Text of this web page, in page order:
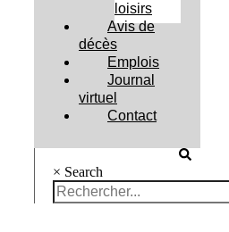
loisirs
Avis de
décès
Emplois
Journal
virtuel
Contact
× Search